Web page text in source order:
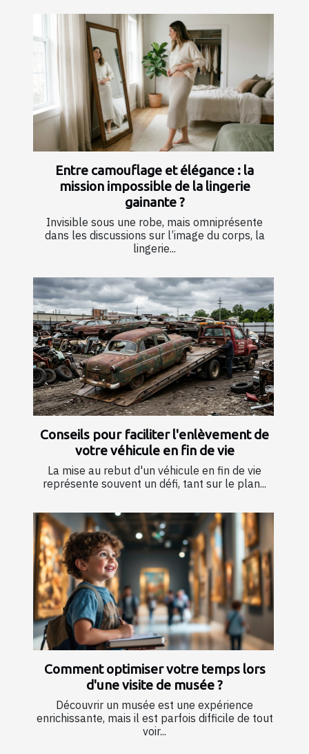
Entre camouflage et élégance : la
mission impossible de la lingerie
gainante ?
Invisible sous une robe, mais omniprésente
dans les discussions sur l’image du corps, la
lingerie...
Conseils pour faciliter l'enlèvement de
votre véhicule en fin de vie
La mise au rebut d'un véhicule en fin de vie
représente souvent un défi, tant sur le plan...
Comment optimiser votre temps lors
d'une visite de musée ?
Découvrir un musée est une expérience
enrichissante, mais il est parfois difficile de tout
voir...